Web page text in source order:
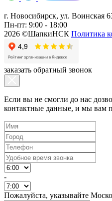
г. Новосибирск, ул. Воинская
Пн-пт: 9:00 - 18:00
2026 ©ШапкиНСК Политика
заказать обратный звонок
Если вы не смогли до нас
контактные данные, и мы вам
-
Пожалуйста, указывайте